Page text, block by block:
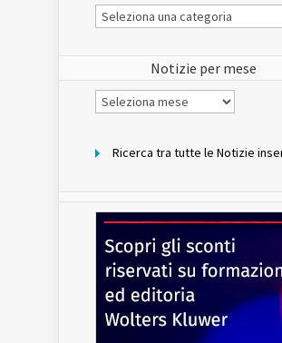
Le
Notizie
Notizie per mese
Notizie
per
Ricerca tra tutte le Notizie